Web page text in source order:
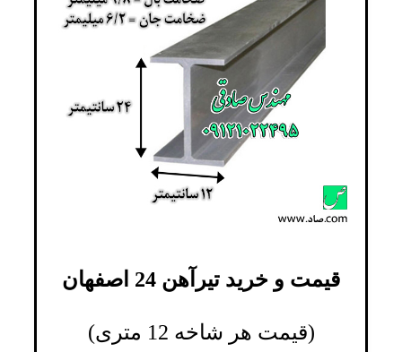
قیمت و خرید تیرآهن 24 اصفهان
(قیمت هر شاخه 12 متری)